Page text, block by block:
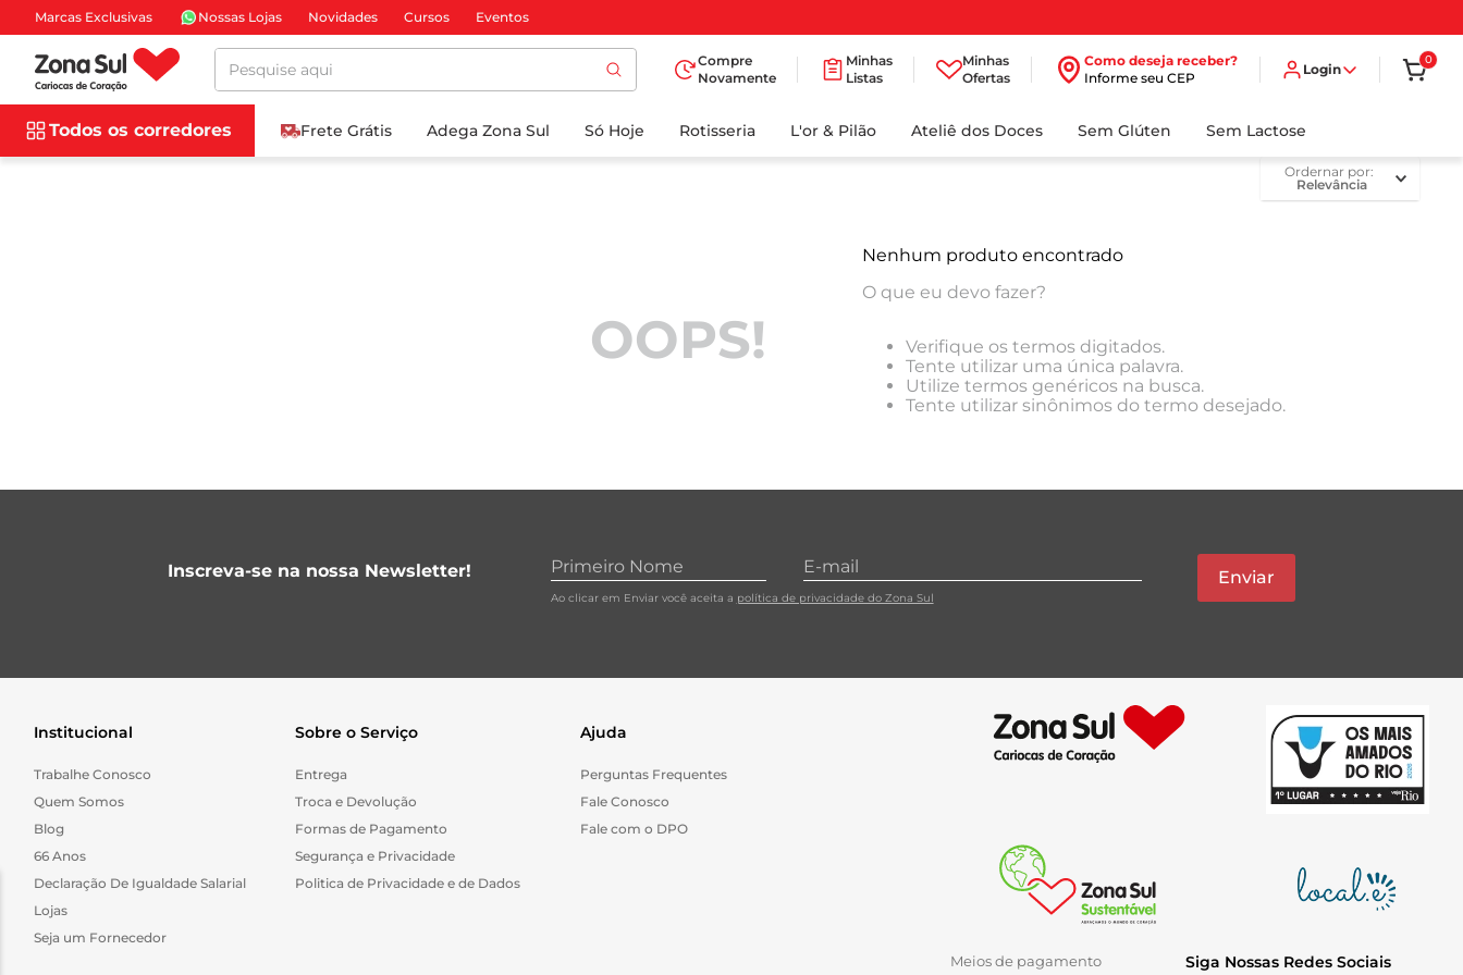
Marcas Exclusivas Nossas Lojas Novidades Cursos Eventos
Pesquise aqui
Compre
Novamente
Minhas
Listas
Minhas
Ofertas
Como deseja receber?
Informe seu CEP
Login
0
Todos os corredores Frete Grátis Adega Zona Sul Só Hoje Rotisseria L'or & Pilão Ateliê dos Doces Sem Glúten Sem Lactose
ordernar por
Relevância
OOPS!
Nenhum produto encontrado
O que eu devo fazer?
Verifique os termos digitados.
Tente utilizar uma única palavra.
Utilize termos genéricos na busca.
Tente utilizar sinônimos do termo desejado.
Inscreva-se na nossa Newsletter!
Ao clicar em Enviar você aceita a política de privacidade do Zona Sul
Enviar
Institucional
Trabalhe Conosco
Quem Somos
Blog
66 Anos
Declaração De Igualdade Salarial
Lojas
Seja um Fornecedor
Sobre o Serviço
Entrega
Troca e Devolução
Formas de Pagamento
Segurança e Privacidade
Politica de Privacidade e de Dados
Ajuda
Perguntas Frequentes
Fale Conosco
Fale com o DPO
Meios de pagamento Siga Nossas Redes Sociais
BUSCADOS
5
detergente
6º
azeite